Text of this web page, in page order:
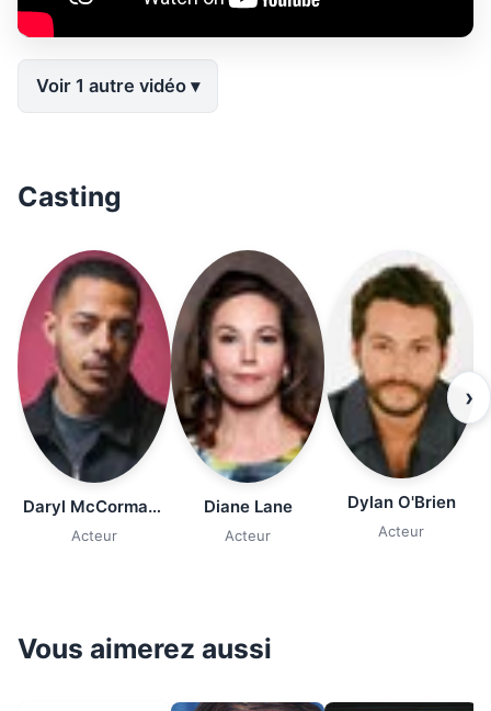
Voir 1 autre vidéo
Casting
Daryl McCormack
Acteur
Diane Lane
Acteur
Dylan O'Brien
Acteur
›
Vous aimerez aussi